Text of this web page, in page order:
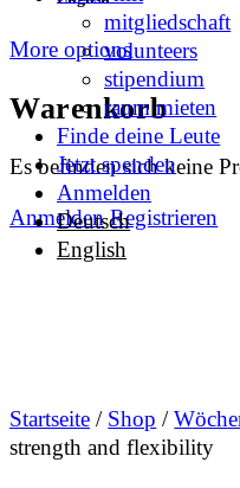
More options
Warenkorb
Es befinden sich keine
Anmelden Registrieren
mitgliedschaft
volunteers
stipendium
raum mieten
Finde deine Leute
Jetzt spenden
Anmelden
Deutsch
English
Startseite / Shop /
strength and flexibility